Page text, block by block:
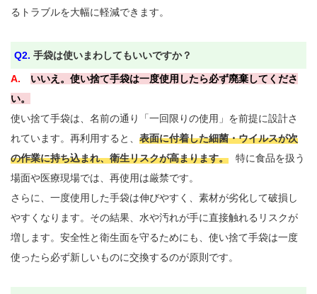
るトラブルを大幅に軽減できます。
Q2. 手袋は使いまわしてもいいですか？
A.
いいえ。使い捨て手袋は一度使用したら必ず廃棄してくださ
い。
使い捨て手袋は、名前の通り「一回限りの使用」を前提に設計さ
れています。再利用すると、 表面に付着した細菌・ウイルスが次
の作業に持ち込まれ、衛生リスクが高まります。
特に食品を扱う
場面や医療現場では、再使用は厳禁です。
さらに、一度使用した手袋は伸びやすく、素材が劣化して破損し
やすくなります。その結果、水や汚れが手に直接触れるリスクが
増します。安全性と衛生面を守るためにも、使い捨て手袋は一度
使ったら必ず新しいものに交換するのが原則です。